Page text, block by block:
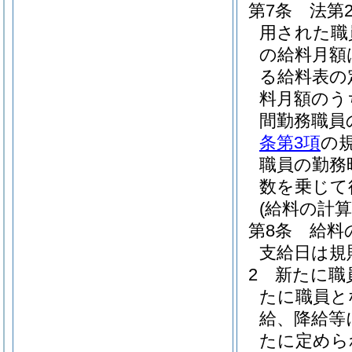
第7条
法第
用された職
の給料月額
る給料表
料月額のう
間勤務職
条第3項の
職員の勤務
数を乗じ
(給料の計
第8条
給料
支給日は
2
新たに職
たに職員
給、降給
たに定め